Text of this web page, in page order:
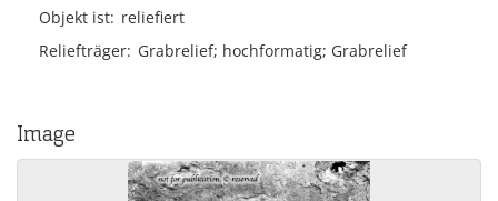
Objekt ist reliefiert
Reliefträger Grabrelief; hochformatig; Grabrelief
Image